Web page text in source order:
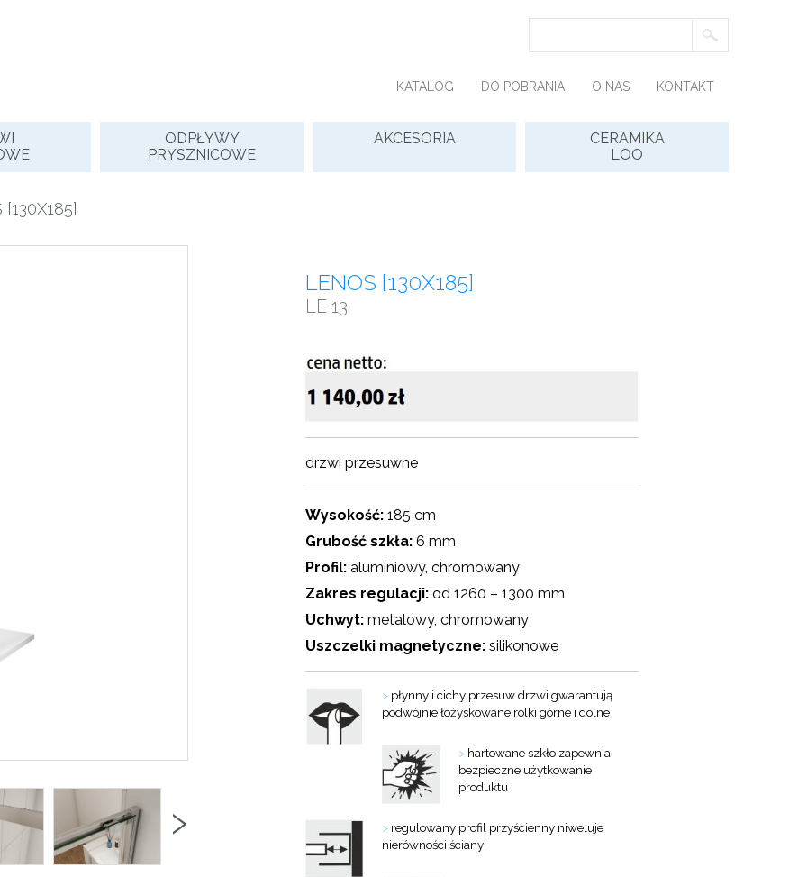
KATALOG DO POBRANIA O NAS KONTAKT
ODPŁYWY
PRYSZNICOWE
AKCESORIA
CERAMIKA
LOO
›
LENOS [130X185]
LE 13
drzwi przesuwne
Wysokość: 185 cm
Grubość szkła: 6 mm
Profil: aluminiowy, chromowany
Zakres regulacji: od 1260 – 1300 mm
Uchwyt: metalowy, chromowany
Uszczelki magnetyczne: silikonowe
> płynny i cichy przesuw drzwi gwarantują
podwójnie łożyskowane rolki górne i dolne
> hartowane szkło zapewnia
bezpieczne użytkowanie
produktu
> regulowany profil przyścienny niweluje
nierówności ściany